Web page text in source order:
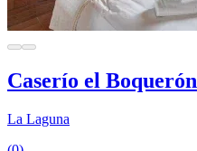
Caserío el Boquerón
La Laguna